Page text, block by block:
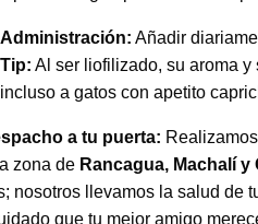
Administración: Añadir
Tip: Al ser liofilizado, su aroma
incluso a gatos con apetito
a tu puerta:
zona de Rancagua, Machalí y
nosotros llevamos la salud de
que tu mejor amigo